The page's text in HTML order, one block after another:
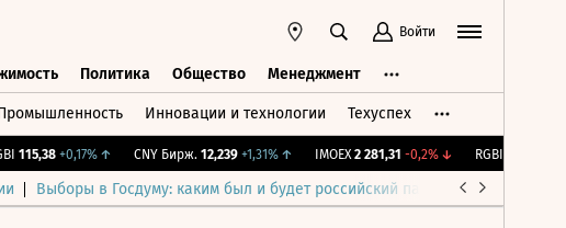
Войти
Политика Общество Менеджмент
Инновации и технологии Техуспех
115,38 +0,17%↑ CNY Бирж. 12,239 +1,31%↑ IMOEX 2 281,31 -0,2%↓ RGBITR
Выборы в Госдуму: каким был и будет российский парламент